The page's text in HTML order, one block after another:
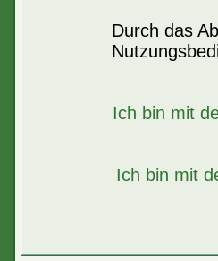
Durch das
Ich bin mit
Ich bin mit